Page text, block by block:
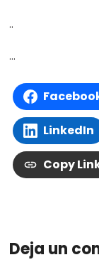
..
…
LinkedIn
Copy
Deja un